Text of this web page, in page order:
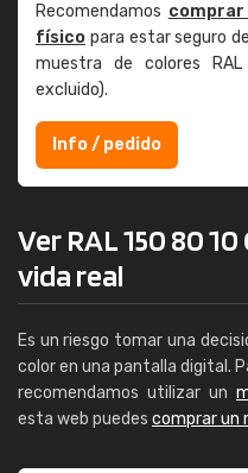
Recomendamos
físico para estar seguro
muestra de colores RAL
excluido).
Info / pedido
Ver RAL 150 80
vida real
Es un riesgo tomar una
color en una pantalla digital.
recomendamos utilizar un
esta web puedes comprar un